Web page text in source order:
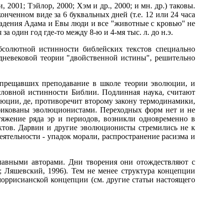
2001; Тэйлор, 2000; Хэм и др., 2000; и мн. др.) таковы.
виде за 6 буквальных дней (т.е. 12 или 24 часа
Адама и Евы люди и все "животные с кровью" не
один год где-то между 8-ю и 4-мя тыс. л. до н.э.
истинности библейских текстов специально
теории "двойственной истины", решительно
преподавание в школе теории эволюции, и
истинности Библии. Подлинная наука, считают
де, противоречит второму закону термодинамики,
эволюционистами. Переходных форм нет и не
ряда эр и периодов, возникли одновременно в
Дарвин и другие эволюционисты стремились не к
- упадок морали, распространение расизма и
авторами. Дни творения они отождествляют с
1996). Тем не менее структура концепции
концепции (см. другие статьи настоящего